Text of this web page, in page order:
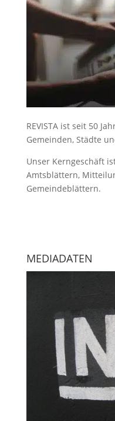
REVISTA ist seit 50
Gemeinden, Städte
Unser Kerngeschäft
Amtsblättern,
Gemeindeblättern.
MEDIADATEN